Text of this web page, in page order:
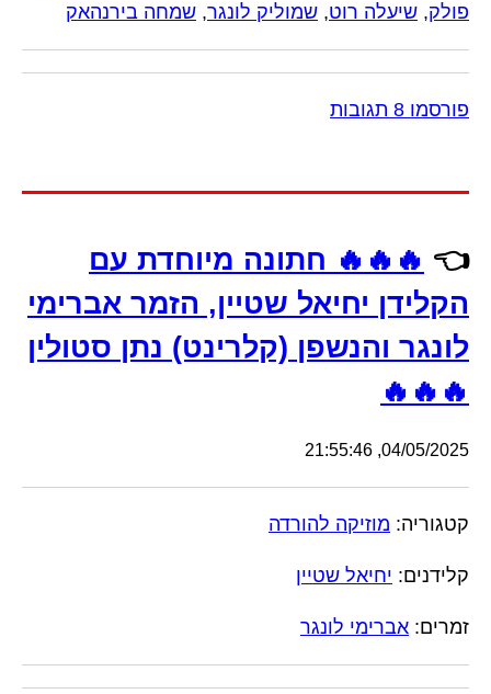
פולק, שיעלה רוט, שמוליק לונגר, שמחה בירנהאק
פורסמו 8 תגובות
👈 🔥🔥🔥 חתונה מיוחדת עם
הקלידן יחיאל שטיין, הזמר אברימי
לונגר והנשפן (קלרינט) נתן סטולין
🔥🔥🔥
04/05/2025, 21:55:46
קטגוריה: מוזיקה להורדה
קלידנים: יחיאל שטיין
זמרים: אברימי לונגר